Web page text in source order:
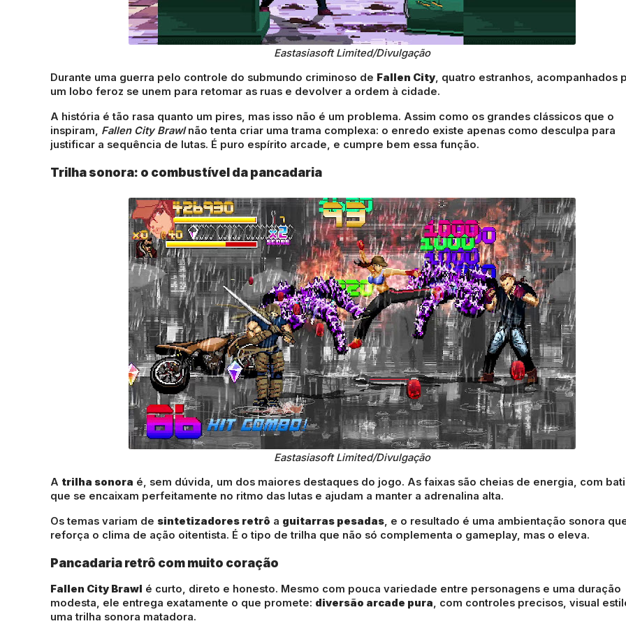
Eastasiasoft Limited/Divulgação
Durante uma guerra pelo controle do submundo criminoso de Fallen City, quatro estranhos, acompanhados
um lobo feroz se unem para retomar as ruas e devolver a ordem à cidade.
A história é tão rasa quanto um pires, mas isso não é um problema. Assim como os grandes clássicos que o
inspiram, Fallen City Brawlnão tenta criar uma trama complexa: o enredo existe apenas como desculpa para
justificar a sequência de lutas. É puro espírito arcade, e cumpre bem essa função.
Trilha sonora: o combustível da pancadaria
Eastasiasoft Limited/Divulgação
A trilha sonora é, sem dúvida, um dos maiores destaques do jogo. As faixas são cheias de energia, com
que se encaixam perfeitamente no ritmo das lutas e ajudam a manter a adrenalina alta.
Os temas variam de sintetizadores retrô a guitarras pesadas , e o resultado é uma ambientação sonora
reforça o clima de ação oitentista. É o tipo de trilha que não só complementa o gameplay, mas o eleva.
Pancadaria retrô com muito coração
Fallen City Brawl é curto, direto e honesto. Mesmo com pouca variedade entre personagens e uma duração
modesta, ele entrega exatamente o que promete: diversão arcade pura, com controles precisos, visual
uma trilha sonora matadora.